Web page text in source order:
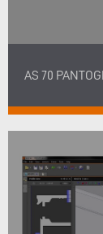
AS 70